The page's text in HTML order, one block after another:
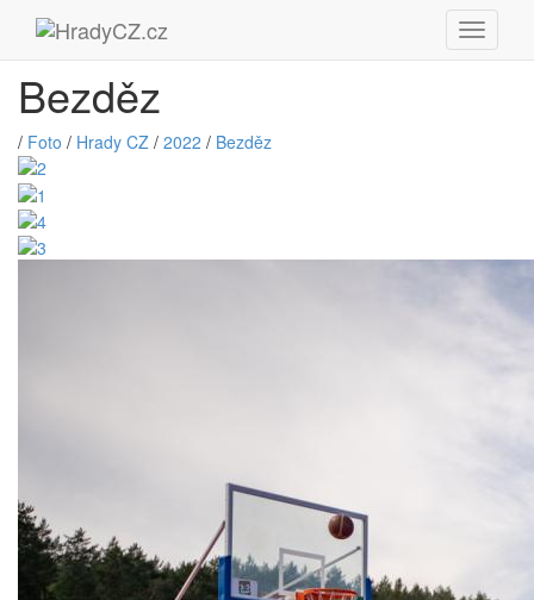
Bezděz
/ Foto / Hrady CZ / 2022 / Bezděz